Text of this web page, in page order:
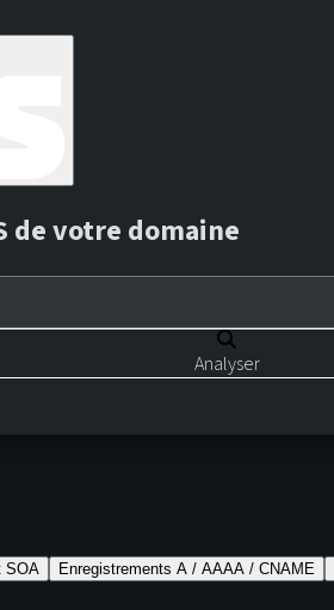
de votre domaine
Analyser
SOA Enregistrements A / AAAA / CNAME